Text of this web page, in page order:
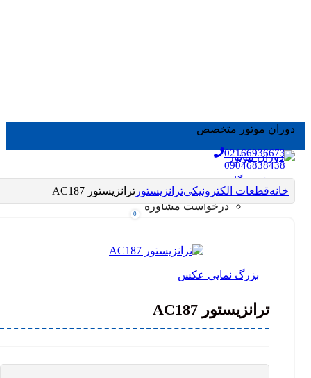
دوران موتور متخصص
02166936673
09046838438
0
ورود / ثبت نام
فروشگاه
خدمات
درخواست مشاوره
سرویس، تعمیر و سیم پیچی
الکتروموتور DC
الکتروموتور AC
الکتروموتور کمپوند
سرو موتور
جک برقی (اکچویتور خطی)
خانهقطعات الکترونیکیترانزیستور ترانزیستور AC187
بزرگ نمایی عکس
ترانزیستور AC187